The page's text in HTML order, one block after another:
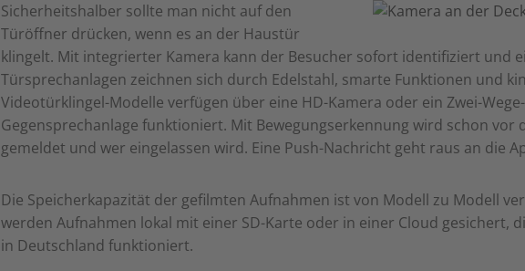
Sicherheitshalber sollte man nicht auf den
Türöffner drücken, wenn es an der Haustür
klingelt. Mit integrierter Kamera kann der Besucher sofort identifiziert und
Türsprechanlagen zeichnen sich durch Edelstahl, smarte Funktionen und
Videotürklingel-Modelle verfügen über eine HD-Kamera oder ein Zwei-
Gegensprechanlage funktioniert. Mit Bewegungserkennung wird schon vor
gemeldet und wer eingelassen wird. Eine Push-Nachricht geht raus an die
Die Speicherkapazität der gefilmten Aufnahmen ist von Modell zu Modell
werden Aufnahmen lokal mit einer SD-Karte oder in einer Cloud gesichert,
in Deutschland funktioniert.